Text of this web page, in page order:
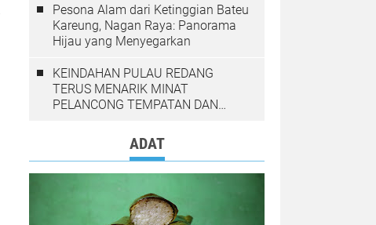
Pesona Alam dari Ketinggian Bateu
Kareung, Nagan Raya: Panorama
Hijau yang Menyegarkan
KEINDAHAN PULAU REDANG
TERUS MENARIK MINAT
PELANCONG TEMPATAN DAN
ADAT